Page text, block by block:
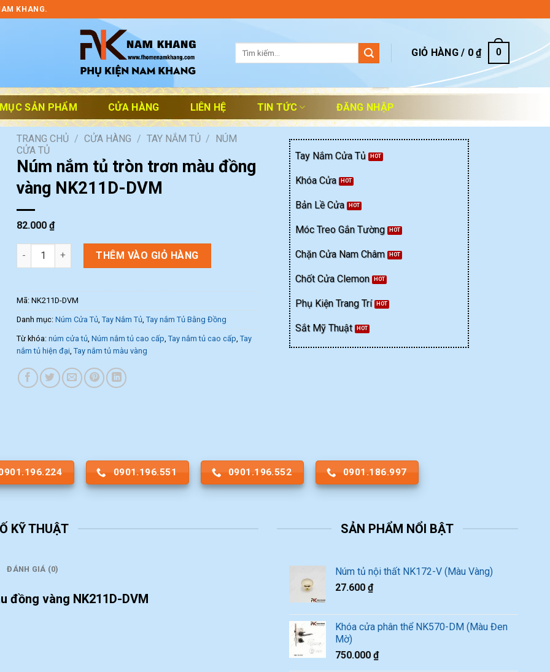
KHANG.
GIỎ HÀNG / 0₫ 0
SẢN PHẨM CỬA HÀNG LIÊN HỆ TIN TỨC ĐĂNG NHẬP
TRANG CHỦ / CỬA HÀNG / TAY NẮM TỦ / NÚM
CỬA TỦ
Núm nắm tủ tròn trơn màu đồng
vàng NK211D-DVM
82.000₫
Núm nắm tủ tròn trơn màu đồng vàng NK211D-DVM số lượng
THÊM VÀO GIỎ HÀNG
Mã:NK211D-DVM
Danh mục:Núm Cửa Tủ ,Tay Nắm Tủ ,Tay nắm Tủ Bằng Đồng
Từ khóa:núm cửa tủ ,Núm nắm tủ cao cấp ,Tay nắm tủ cao cấp ,Tay
nắm tủ hiện đại ,Tay nắm tủ màu vàng
Tay Nắm Cửa Tủ
Khóa Cửa
Bản Lề Cửa
Móc Treo Gắn Tường
Chặn Cửa Nam Châm
Chốt Cửa Clemon
Phụ Kiện Trang Trí
Sắt Mỹ Thuật
0901.196.551 0901.196.552 0901.186.997
KỸ THUẬT
ĐÁNH GIÁ (0)
đồng vàng NK211D-DVM
SẢN PHẨM NỔI BẬT
Núm tủ nội thất NK172-V (Màu Vàng)
27.600₫
Khóa cửa phân thể NK570-DM (Màu Đen
Mờ)
750.000₫